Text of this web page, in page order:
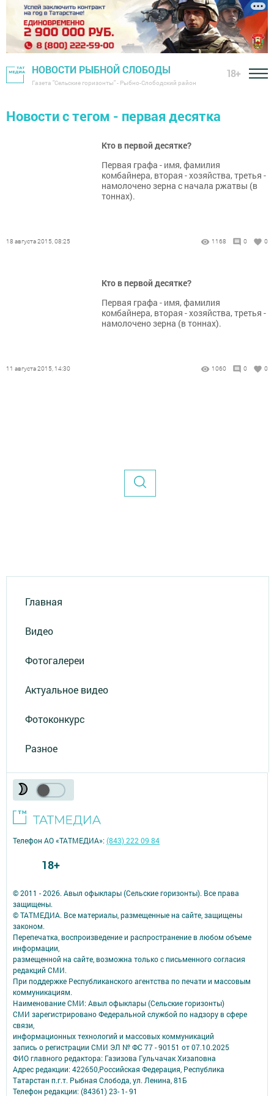
НОВОСТИ РЫБНОЙ СЛОБОДЫ
Газета "Сельские горизонты" - Рыбно-Слободский район
18+
Новости с тегом - первая десятка
Кто в первой десятке?
Первая графа - имя, фамилия
комбайнера, вторая - хозяйства, третья -
намолочено зерна с начала ржатвы (в
тоннах).
18 августа 2015, 08:25 1168 0 0
Кто в первой десятке?
Первая графа - имя, фамилия
комбайнера, вторая - хозяйства, третья -
намолочено зерна (в тоннах).
11 августа 2015, 14:30 1060 0 0
Главная
Видео
Фотогалереи
Актуальное видео
Фотоконкурс
Разное
© 2011 - 2026. Авыл офыклары (Сельские горизонты). Все права
защищены.
© ТАТМЕДИА. Все материалы, размещенные на сайте, защищены
законом.
Перепечатка, воспроизведение и распространение в любом объеме
информации,
размещенной на сайте, возможна только с письменного согласия
редакций СМИ.
При поддержке Республиканского агентства по печати и массовым
коммуникациям.
Наименование СМИ: Авыл офыклары (Сельские горизонты)
СМИ зарегистрировано Федеральной службой по надзору в сфере
связи,
информационных технологий и массовых коммуникаций
запись о регистрации СМИ ЭЛ № ФС 77 - 90151 от 07.10.2025
ФИО главного редактора: Газизова Гульчачак Хизаповна
Адрес редакции: 422650,Российская Федерация, Республика
Татарстан п.г.т. Рыбная Слобода, ул. Ленина, 81Б
Телефон редакции: (84361) 23- 1- 91
Телефон АО «ТАТМЕДИА»:(843) 222 09 84
18+